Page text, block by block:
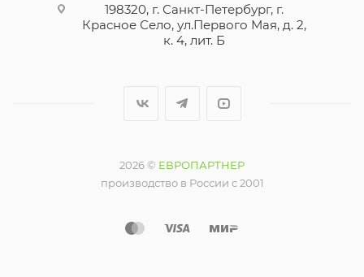
198320, г. Санкт-Петербург, г.
Красное Село, ул.Первого Мая, д. 2,
к. 4, лит. Б
2026 © ЕВРОПАРТНЕР
производство в России с 2001